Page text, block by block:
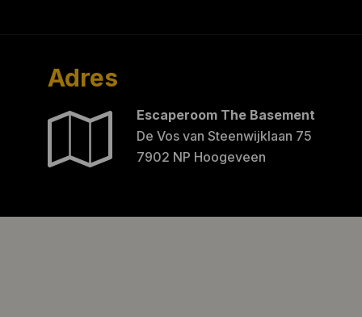
Adres
Escaperoom The Basement
De Vos van Steenwijklaan 75
7902 NP Hoogeveen